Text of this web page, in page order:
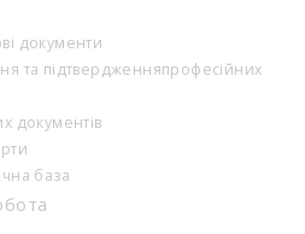
документи
та підтвердженняпрофесійних
документів
база